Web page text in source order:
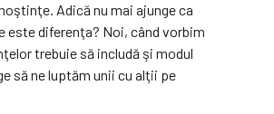
Adică nu mai ajunge ca
este diferenţa? Noi, când vorbim
trebuie să includă şi modul
să ne luptăm unii cu alţii pe